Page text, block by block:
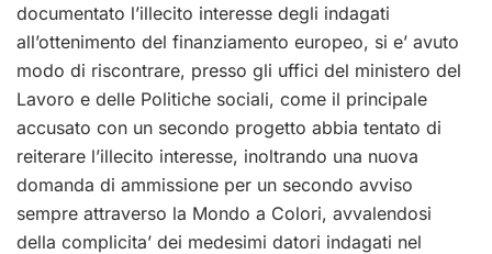
documentato l’illecito interesse degli indagati
all’ottenimento del finanziamento europeo, si e’ avuto
modo di riscontrare, presso gli uffici del ministero del
Lavoro e delle Politiche sociali, come il principale
accusato con un secondo progetto abbia tentato di
reiterare l’illecito interesse, inoltrando una nuova
domanda di ammissione per un secondo avviso
sempre attraverso la Mondo a Colori, avvalendosi
della complicita’ dei medesimi datori indagati nel